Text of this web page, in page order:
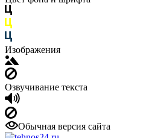
Изображения
Озвучивание текста
Обычная версия сайта